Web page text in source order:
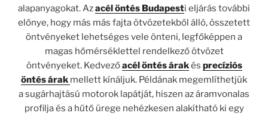
alapanyagokat. Azacél öntés Budapesti eljárás további
előnye, hogy más más fajta ötvözetekből álló, összetett
öntvényeket lehetséges vele önteni, legfőképpen a
magas hőmérséklettel rendelkező ötvözet
öntvényeket. Kedvezőacél öntés árakés precíziós
öntés árak mellett kínáljuk. Példának megemlíthetjük
a sugárhajtású motorok lapátját, hiszen az áramvonalas
profilja és a hűtő ürege nehézkesen alakítható ki egy